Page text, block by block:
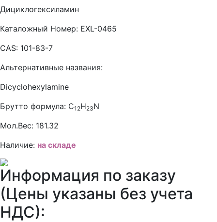
Дициклогексиламин
Каталожный Номер: EXL-0465
CAS: 101-83-7
Альтернативные названия:
Dicyclohexylamine
Брутто формула: C12H23N
Мол.Вес: 181.32
Наличие: на складе
Информация по заказу
(Цены указаны без учета
НДС):